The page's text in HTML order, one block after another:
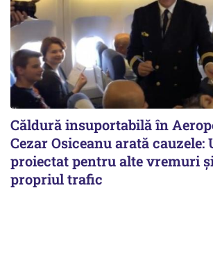
Căldură insuportabilă în
Cezar Osiceanu arată cauzele:
proiectat pentru alte vremuri
propriul trafic